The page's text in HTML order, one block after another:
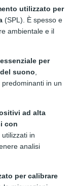
utilizzato per
(SPL). È spesso e
ambientale e il
per
suono,
in un
ad alta
con
in
analisi
per calibrare